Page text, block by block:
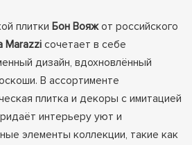
плитки Бон Вояжот российского
Marazziсочетает в себе
дизайн, вдохновлённый
В ассортименте
плитка и декоры с имитацией
интерьеру уют и
элементы коллекции, такие как